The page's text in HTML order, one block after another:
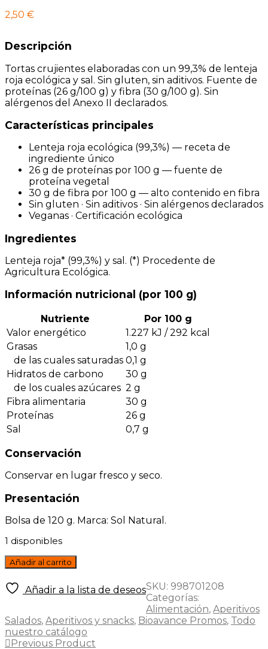
2,50 €
Descripción
Tortas crujientes elaboradas con un 99,3% de lenteja
roja ecológica y sal. Sin gluten, sin aditivos. Fuente de
proteínas (26 g/100 g) y fibra (30 g/100 g). Sin
alérgenos del Anexo II declarados.
Características principales
Lenteja roja ecológica (99,3%) — receta de
ingrediente único
26 g de proteínas por 100 g — fuente de
proteína vegetal
30 g de fibra por 100 g — alto contenido en fibra
Sin gluten · Sin aditivos · Sin alérgenos declarados
Veganas · Certificación ecológica
Ingredientes
Lenteja roja* (99,3%) y sal. (*) Procedente de
Agricultura Ecológica.
Información nutricional (por 100 g)
Nutriente
Por 100 g
Valor energético
1.227 kJ / 292 kcal
Grasas
1,0 g
de las cuales saturadas 0,1 g
Hidratos de carbono
30 g
de los cuales azúcares 2 g
Fibra alimentaria
30 g
Proteínas
26 g
Sal
0,7 g
Conservación
Conservar en lugar fresco y seco.
Presentación
Bolsa de 120 g. Marca: Sol Natural.
1 disponibles
Tortas
de
lentejas
roja
Bio
sin
gluten
Añadir al carrito
Añadir a la lista de deseosSKU: 998701208
Categorías:
Alimentación, Aperitivos
Salados, Aperitivos y snacks, Bioavance Promos, Todo
nuestro catálogo
Previous Product